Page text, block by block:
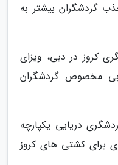
گردشگران بیشتر به
کروز در دبی، ویزای
مخصوص گردشگران
دریایی یکپارچه
برای کشتی های کروز